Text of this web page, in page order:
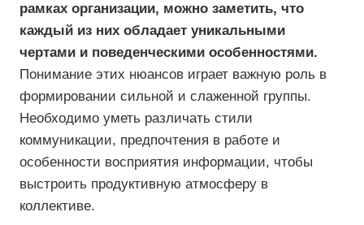
рамках организации, можно заметить, что
каждый из них обладает уникальными
чертами и поведенческими особенностями.
Понимание этих нюансов играет важную роль в
формировании сильной и слаженной группы.
Необходимо уметь различать стили
коммуникации, предпочтения в работе и
особенности восприятия информации, чтобы
выстроить продуктивную атмосферу в
коллективе.